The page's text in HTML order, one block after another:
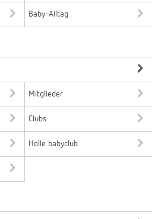
Baby-Alltag
Mitglieder
Clubs
Holle babyclub